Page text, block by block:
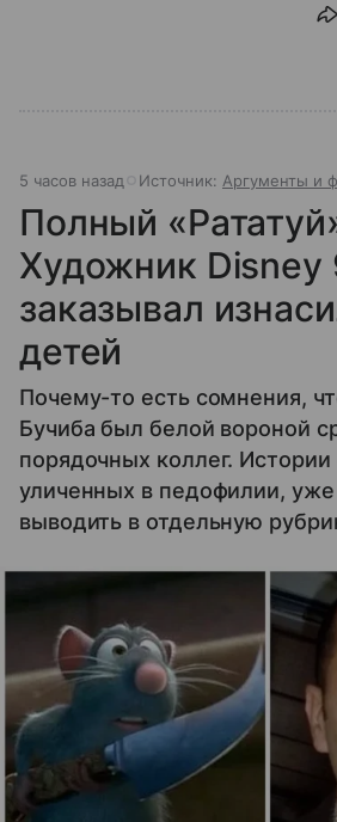
5 часов назад Источник: Аргументы и
Полный
Художник Disney
заказывал
детей
Почему-то есть сомнения,
Бучиба был белой вороной
порядочных коллег. Истории
уличенных в педофилии,
выводить в отдельную